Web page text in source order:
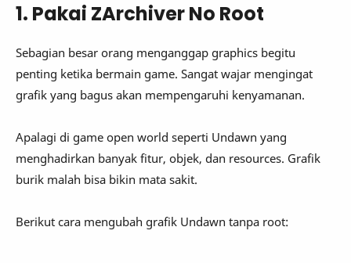
1. Pakai ZArchiver No Root
Sebagian besar orang menganggap graphics begitu
penting ketika bermain game. Sangat wajar mengingat
grafik yang bagus akan mempengaruhi kenyamanan.
Apalagi di game open world seperti Undawn yang
menghadirkan banyak fitur, objek, dan resources. Grafik
burik malah bisa bikin mata sakit.
Berikut cara mengubah grafik Undawn tanpa root: